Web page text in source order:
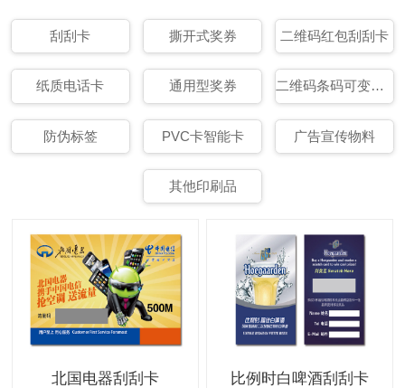
刮刮卡 撕开式奖券 二维码红包刮刮卡
纸质电话卡 通用型奖券 二维码条码可变数据印刷
防伪标签 PVC卡智能卡 广告宣传物料
其他印刷品
北国电器刮刮卡 比例时白啤酒刮刮卡